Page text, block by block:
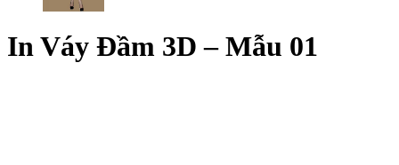
In Váy Đầm 3D – Mẫu 01